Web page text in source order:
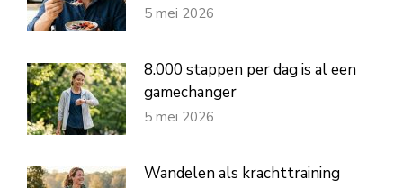
5 mei 2026
8.000 stappen per dag is al een
gamechanger
5 mei 2026
Wandelen als krachttraining